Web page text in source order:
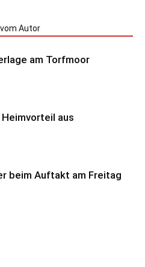
Autor
am Torfmoor
aus
beim Auftakt am Freitag